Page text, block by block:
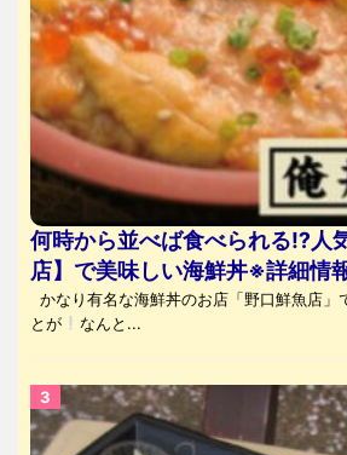
何時から並べば食べられる⁉人
店】で美味しい海鮮丼※詳細情
かなり有名な海鮮丼のお店「野口鮮魚店」
とが
なんと...